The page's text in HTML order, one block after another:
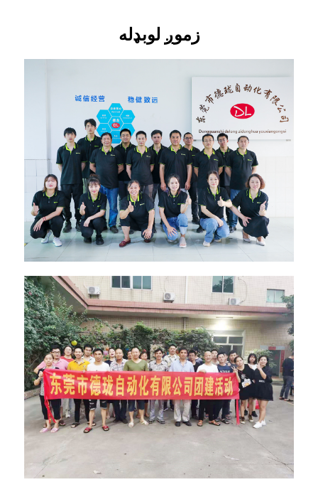
زموږ لوبډله